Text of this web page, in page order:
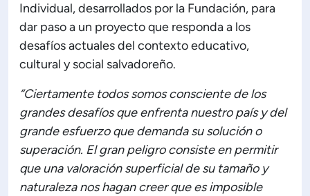
Individual, desarrollados por la Fundación, para
dar paso a un proyecto que responda a los
desafíos actuales del contexto educativo,
cultural y social salvadoreño.
“Ciertamente todos somos consciente de los
grandes desafíos que enfrenta nuestro país y del
grande esfuerzo que demanda su solución o
superación. El gran peligro consiste en permitir
que una valoración superficial de su tamaño y
naturaleza nos hagan creer que es imposible